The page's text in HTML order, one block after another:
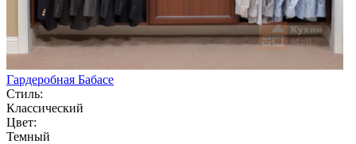
Гардеробная Бабасе
Стиль:
Классический
Цвет:
Темный